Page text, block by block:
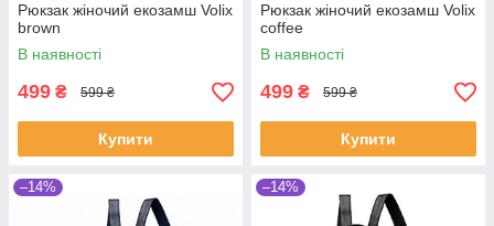
Рюкзак жіночий екозамш Volix
brown
В наявності
499 ₴ 599 ₴
Купити
Рюкзак жіночий екозамш Volix
coffee
В наявності
499 ₴ 599 ₴
Купити
–14% –14%